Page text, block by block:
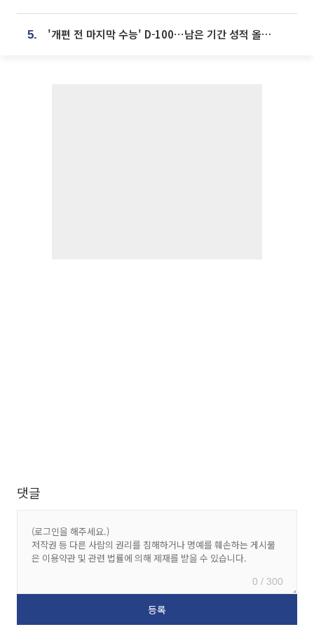
5. '개편 전 마지막 수능' D-100⋯남은 기간 성적 올릴 전략은
댓글
0 / 300